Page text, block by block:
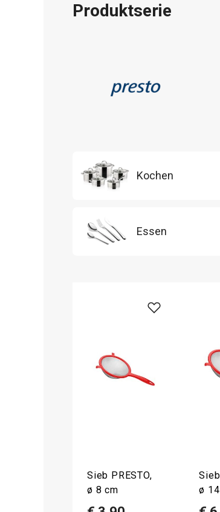
Produktserie
Kochen
Essen
Sieb PRESTO,
ø 8 cm
ø